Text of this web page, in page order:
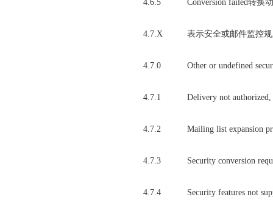
4.6.5 Conversion failed转换
4.7.X 表示安全或邮件监控
4.7.0 Other or undefined
4.7.1 Delivery not
4.7.2 Mailing list expansion
4.7.3 Security conversion
4.7.4 Security features not